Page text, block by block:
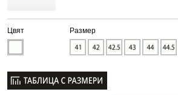
Цвят Размер